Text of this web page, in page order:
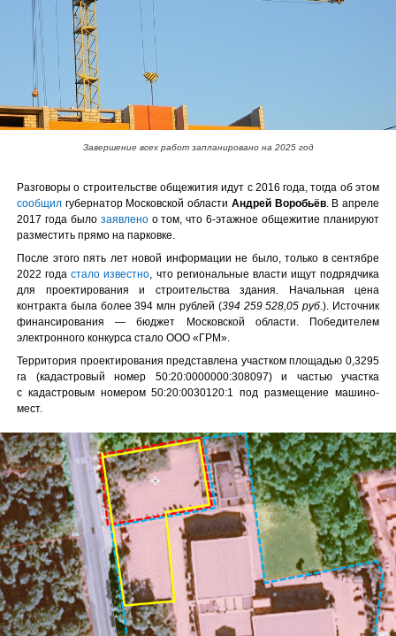
Завершение всех работ запланировано на 2025 год
Разговоры о строительстве общежития идут с 2016 года, тогда об этом
сообщил губернатор Московской области Андрей Воробьёв. В апреле
2017 года было заявленоо том, что 6-этажное общежитие планируют
разместить прямо на парковке.
После этого пять лет новой информации не было, только в сентябре
2022 годастало известно , что региональные власти ищут подрядчика
для проектирования и строительства здания. Начальная цена
контракта была более 394 млн рублей (394 259 528,05 руб .). Источник
финансирования — бюджет Московской области.
Победителем
электронного конкурса стало ООО «ГРМ».
Территория проектирования представлена участком площадью 0,3295
га (кадастровый номер 50:20:0000000:308097) и частью участка
с кадастровым номером 50:20:0030120:1 под размещение машино-
мест.